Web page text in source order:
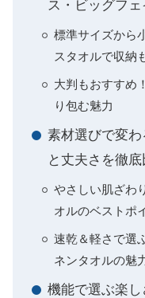
ス・ビッグフ
標準サイズから
スタオルで収納
大判もおすすめ
り包む魅力
素材選びで変
と丈夫さを徹底
やさしい肌ざわ
オルのベストポ
速乾＆軽さで選
ネンタオルの魅
機能で選ぶ楽し